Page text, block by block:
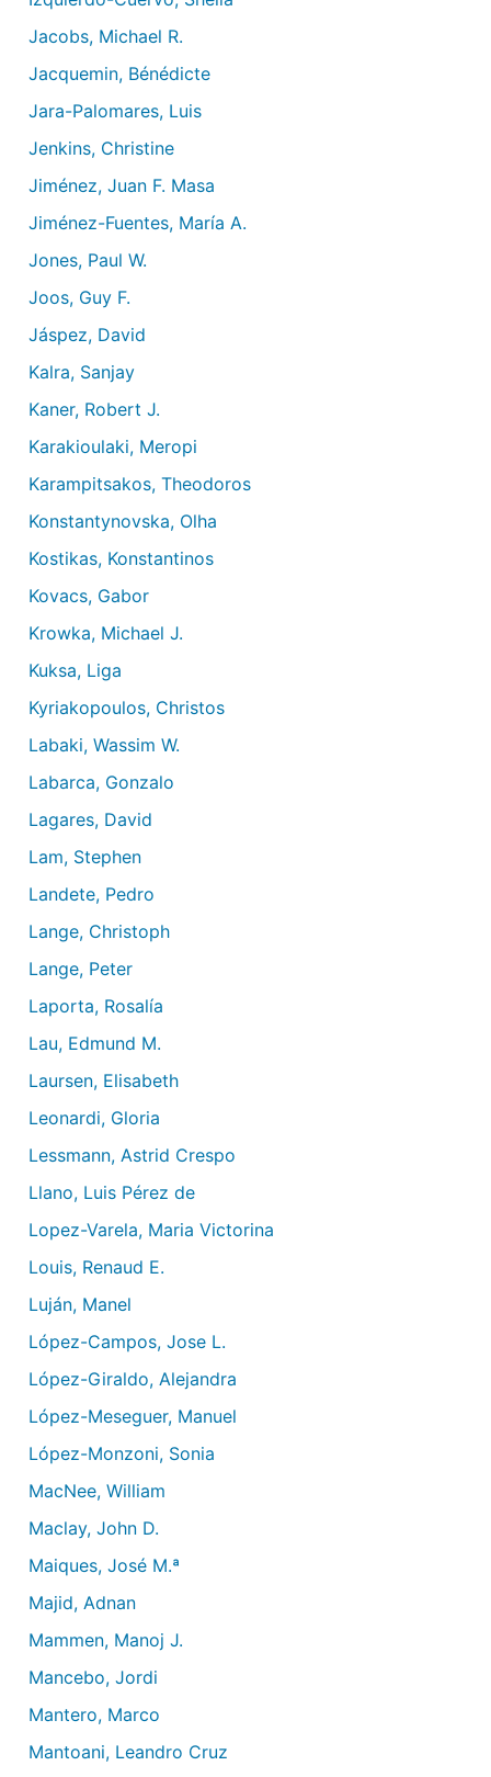
Jacobs, Michael R.
Jacquemin, Bénédicte
Jara-Palomares, Luis
Jenkins, Christine
Jiménez, Juan F. Masa
Jiménez-Fuentes, María A.
Jones, Paul W.
Joos, Guy F.
Jáspez, David
Kalra, Sanjay
Kaner, Robert J.
Karakioulaki, Meropi
Karampitsakos, Theodoros
Konstantynovska, Olha
Kostikas, Konstantinos
Kovacs, Gabor
Krowka, Michael J.
Kuksa, Liga
Kyriakopoulos, Christos
Labaki, Wassim W.
Labarca, Gonzalo
Lagares, David
Lam, Stephen
Landete, Pedro
Lange, Christoph
Lange, Peter
Laporta, Rosalía
Lau, Edmund M.
Laursen, Elisabeth
Leonardi, Gloria
Lessmann, Astrid Crespo
Llano, Luis Pérez de
Lopez-Varela, Maria Victorina
Louis, Renaud E.
Luján, Manel
López-Campos, Jose L.
López-Giraldo, Alejandra
López-Meseguer, Manuel
López-Monzoni, Sonia
MacNee, William
Maclay, John D.
Maiques, José M.ª
Majid, Adnan
Mammen, Manoj J.
Mancebo, Jordi
Mantero, Marco
Mantoani, Leandro Cruz